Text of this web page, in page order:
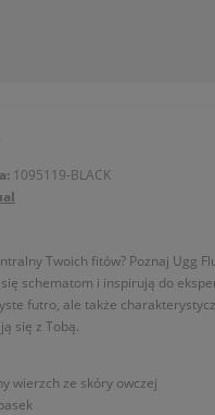
1095119-BLACK
Twoich fitów? Poznaj Ugg
schematom i inspirują do
futro, ale także
się z Tobą.
wierzch ze skóry owczej